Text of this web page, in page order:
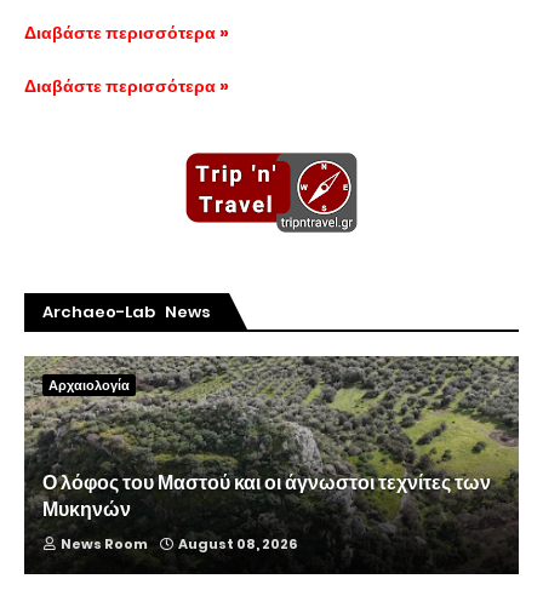
Διαβάστε περισσότερα »
Διαβάστε περισσότερα »
Archaeo-Lab News
Αρχαιολογία
Ο λόφος του Μαστού και οι άγνωστοι τεχνίτες των
Μυκηνών
News Room August 08, 2026